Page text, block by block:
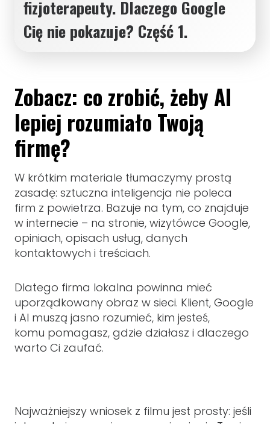
fizjoterapeuty. Dlaczego Google
Cię nie pokazuje? Część 1.
Zobacz: co zrobić, żeby AI
lepiej rozumiało Twoją
firmę?
W krótkim materiale tłumaczymy prostą
zasadę: sztuczna inteligencja nie poleca
firm z powietrza. Bazuje na tym, co znajduje
w internecie – na stronie, wizytówce Google,
opiniach, opisach usług, danych
kontaktowych i treściach.
Dlatego firma lokalna powinna mieć
uporządkowany obraz w sieci. Klient, Google
i AI muszą jasno rozumieć, kim jesteś,
komu pomagasz, gdzie działasz i dlaczego
warto Ci zaufać.
Najważniejszy wniosek z filmu jest prosty: jeśli